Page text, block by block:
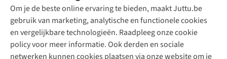
Om je de beste online ervaring te bieden, maakt Juttu.be
gebruik van marketing, analytische en functionele cookies
en vergelijkbare technologieën. Raadpleeg onze cookie
policy voor meer informatie. Ook derden en sociale
netwerken kunnen cookies plaatsen via onze website om je
10% studentenkorting
Klarna - achteraf betalen
Levering
Retourneren
Kledingatelier
Personal shopping
Textielbox
Events / workshops
Juttu
Over ons
Juttu Friends
Inspiratie
Merken